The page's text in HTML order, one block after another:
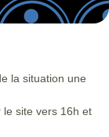
la situation une
site vers 16h et